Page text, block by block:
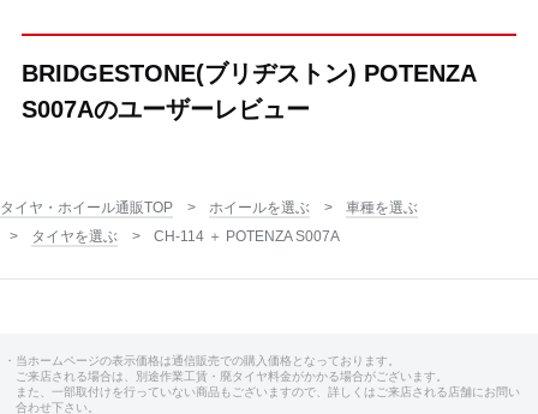
BRIDGESTONE(ブリヂストン) POTENZA
S007Aのユーザーレビュー
タイヤ・ホイール通販TOP ホイールを選ぶ
車種を選ぶ
タイヤを選ぶ
CH-114 ＋ POTENZA S007A
・当ホームページの表示価格は通信販売での購入価格となっております。
ご来店される場合は、別途作業工賃・廃タイヤ料金がかかる場合がございます。
また、一部取付けを行っていない商品もございますので、詳しくはご来店される店舗にお問い
合わせ下さい。